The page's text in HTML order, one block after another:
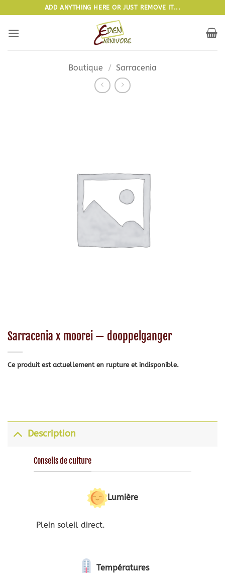
au
contenu
ADD ANYTHING HERE OR JUST REMOVE IT...
Boutique / Sarracenia
Sarracenia x moorei — dooppelganger
Ce produit est actuellement en rupture et indisponible.
Description
Conseils de culture
Lumière
Plein soleil direct.
Températures